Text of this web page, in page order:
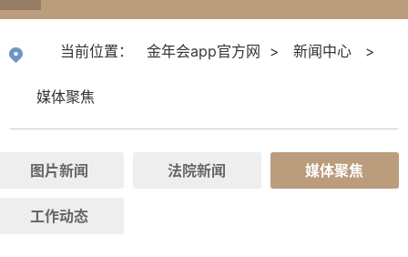
方网
当前位置： 金年会app官方网 > 新闻中心 >
媒体聚焦
图片新闻 法院新闻 媒体聚焦
工作动态